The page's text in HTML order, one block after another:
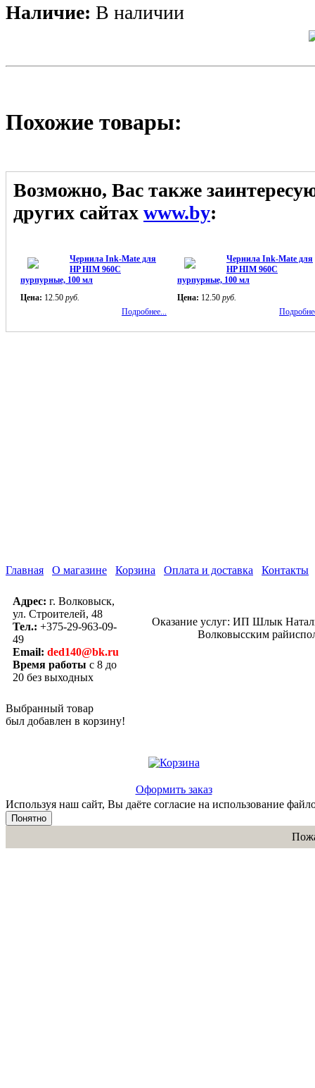
Наличие: В наличии
Похожие товары:
Возможно, Вас также
других сайтах www.by:
Чернила Ink-Mate для
HP HIM 960C
пурпурные, 100 мл
Цена: 12.50 руб.
Подробнее...
Чернила Ink-Mate для
HP HIM 960C
пурпурные, 100 мл
Цена: 12.50 руб.
Главная О магазине Корзина Оплата и доставка Контакты
Адрес: г. Волковыск,
ул. Строителей, 48
Тел.: +375-29-963-09-
49
Email: ded140@bk.ru
Время работы с 8 до
20 без выходных
Оказание услуг: ИП Шлык
Волковысским
Выбранный товар
был добавлен в корзину!
Оформить заказ
Используя наш сайт, Вы даёте согласие на использование
Понятно